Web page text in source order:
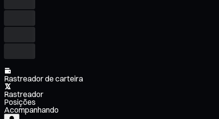
Rastreador de carteira
Rastreador
Posições
Acompanhando